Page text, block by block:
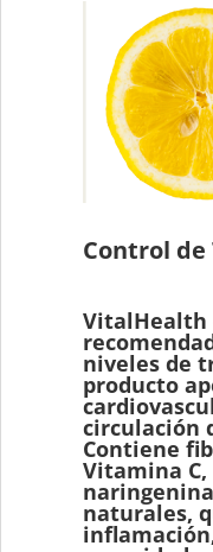
Control
VitalHealth
niveles de
producto
circulación
Contiene
Vitamina
naturales,